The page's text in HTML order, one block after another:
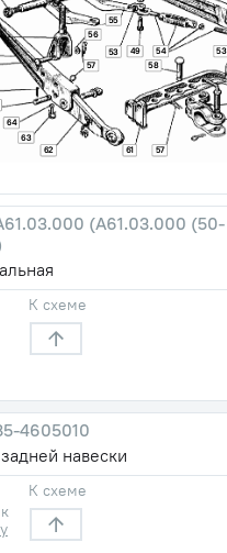
49 53
53 54
55
56
57
57 58
61
62
63
64
(А61.03.000 (50-
К схеме
4605010
навески
К схеме